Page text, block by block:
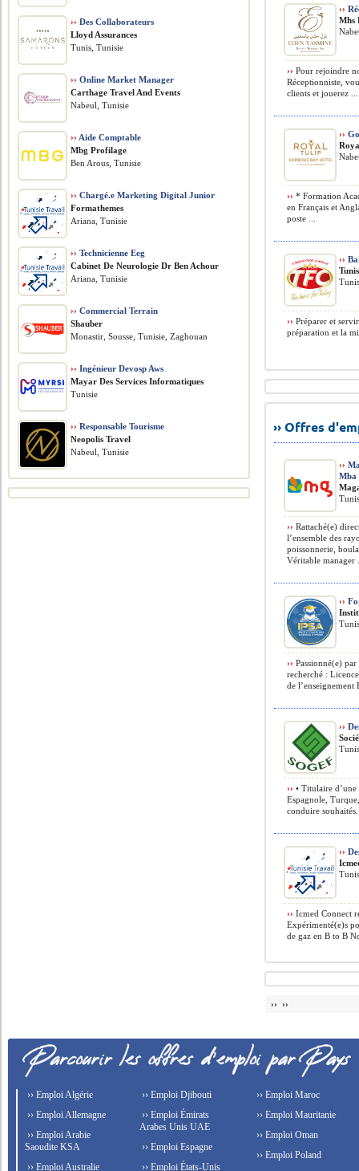
››
Mhs
›› Pour rejoindre
Réceptionniste,
clients et jouerez ...
››
›› * Formation
en Français et
poste ...
››
›› Préparer et
préparation et la
›› Offres
››
Mba
›› Rattaché(e)
l’ensemble des
poissonnerie,
Véritable manager
››
›› Passionné(e)
recherché :
de
››
›› • Titulaire
Espagnole,
conduire
››
›› Icmed Connect
Expérimenté(e)s
de gaz en B to B
›› ››
›› Des Collaborateurs
Lloyd Assurances
Tunis, Tunisie
›› Online Market Manager
Carthage Travel And Events
Nabeul, Tunisie
›› Aide Comptable
Mbg Profilage
Ben Arous, Tunisie
›› Chargé.e Marketing Digital Junior
Formathemes
Ariana, Tunisie
›› Technicienne Eeg
Cabinet De Neurologie Dr Ben Achour
Ariana, Tunisie
›› Commercial Terrain
Shauber
Monastir, Sousse, Tunisie, Zaghouan
›› Ingénieur Devosp Aws
Mayar Des Services Informatiques
Tunisie
›› Responsable Tourisme
Neopolis Travel
Nabeul, Tunisie
›› Emploi Algérie
›› Emploi Allemagne
›› Emploi Arabie
Saoudite KSA
›› Emploi Australie
›› Emploi Djibouti
›› Emploi Émirats
Arabes Unis UAE
›› Emploi Espagne
›› Emploi États-Unis
›› Emploi Maroc
›› Emploi Mauritanie
›› Emploi Oman
›› Emploi Poland